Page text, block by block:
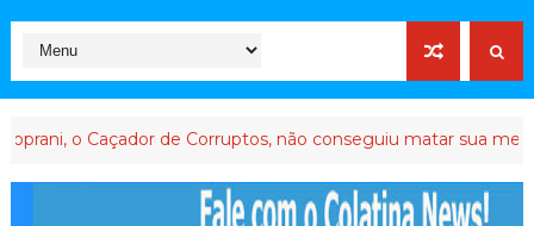
de Corruptos, não conseguiu matar sua memória